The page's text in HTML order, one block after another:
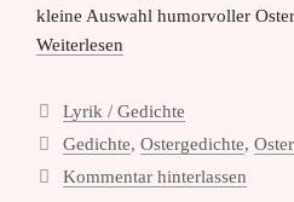
kleine Auswahl humorvoller
Weiterlesen
Kategorien
Lyrik / Gedichte
Schlagwörter
Gedichte, Ostergedichte,
Kommentar hinterlassen